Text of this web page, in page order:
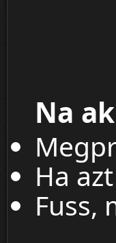
Na
Ha
Fuss,